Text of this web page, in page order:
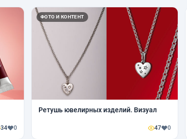
34 0
ФОТО И КОНТЕНТ
Ретушь ювелирных изделий. Визуал
47 0